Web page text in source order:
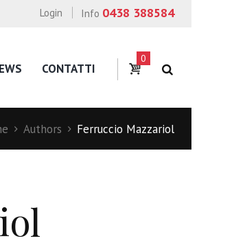
Info 0438 388584
Login
CONTATTI
0
Authors Ferruccio Mazzariol